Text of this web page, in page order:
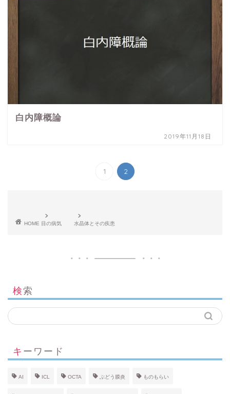
白内障概論
2019年11月18日
1 2
HOME 目の病気 水晶体とその疾患
検索
キーワード
AI ICL OCTA ぶどう膜炎 ものもらい